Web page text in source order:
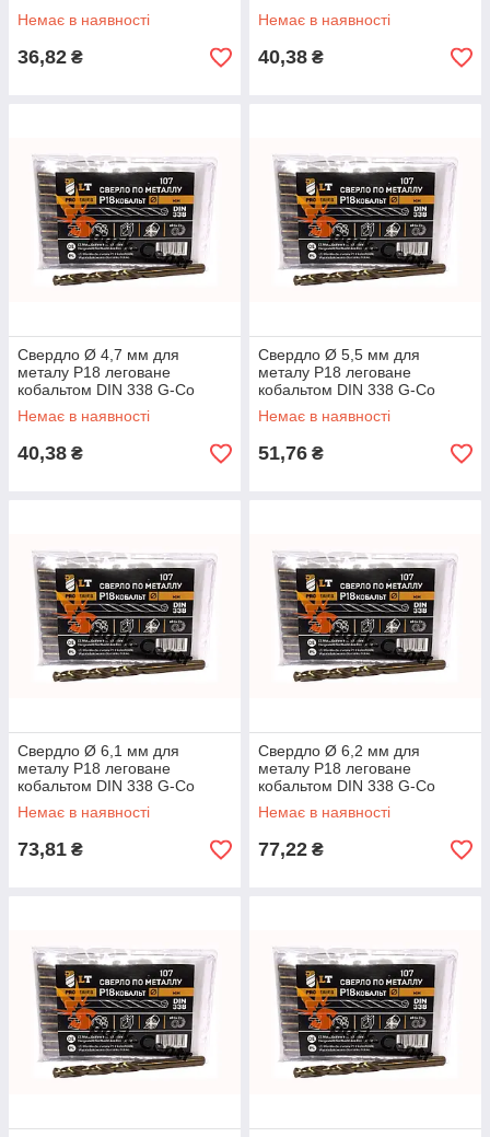
Немає в наявності
36,82 ₴
Немає в наявності
40,38 ₴
Свердло Ø 4,7 мм для
металу P18 леговане
кобальтом DIN 338 G-Co
Немає в наявності
40,38 ₴
Свердло Ø 5,5 мм для
металу P18 леговане
кобальтом DIN 338 G-Co
Немає в наявності
51,76 ₴
Свердло Ø 6,1 мм для
металу P18 леговане
кобальтом DIN 338 G-Co
Немає в наявності
73,81 ₴
Свердло Ø 6,2 мм для
металу P18 леговане
кобальтом DIN 338 G-Co
Немає в наявності
77,22 ₴